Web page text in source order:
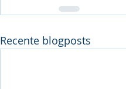
Recente blogposts